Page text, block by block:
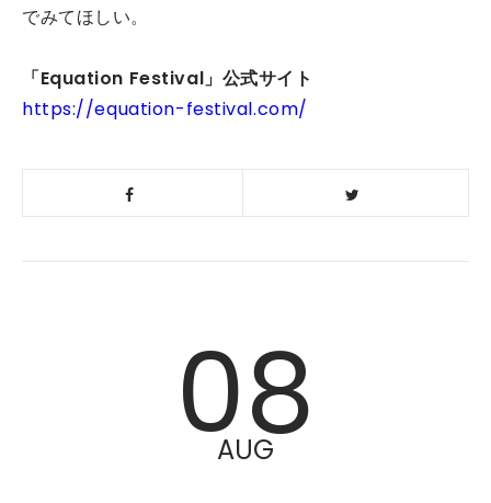
でみてほしい。
「Equation Festival」公式サイト
https://equation-festival.com/
08
AUG